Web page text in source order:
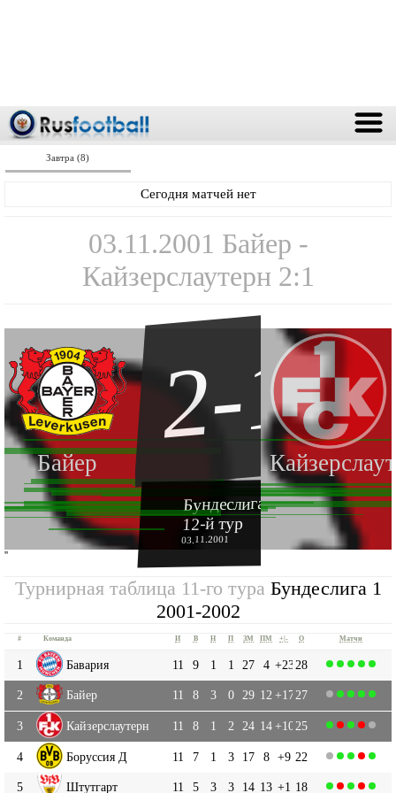
Завтра (8)
Сегодня матчей нет
03.11.2001 Байер -
Кайзерслаутерн 2:1
Байер
2-1
Бундеслига 1 2001-2002
12-й тур
03.11.2001
''
Турнирная таблица 11-го тура Бундеслига 1
2001-2002
# Команда И В Н П ЗМ ПМ +|- О Матчи
1 Бавария 11 9 1 1 27 4 +23 28
2 Байер 11 8 3 0 29 12 +17 27
3 Кайзерслаутерн 11 8 1 2 24 14+10 25
4 Боруссия Д 11 7 1 3 17 8 +9 22
5 Штутгарт 11 5 3 3 14 13 +1 18